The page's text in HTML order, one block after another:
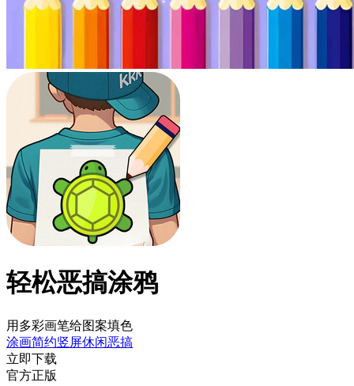
轻松恶搞涂鸦
用多彩画笔给图案填色
涂画简约竖屏休闲恶搞
立即下载
官方正版